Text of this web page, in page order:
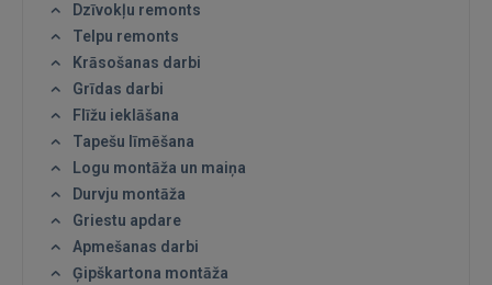
Dzīvokļu remonts
Telpu remonts
Krāsošanas darbi
Grīdas darbi
Flīžu ieklāšana
Tapešu līmēšana
Logu montāža un maiņa
Durvju montāža
Griestu apdare
Apmešanas darbi
Ģipškartona montāža